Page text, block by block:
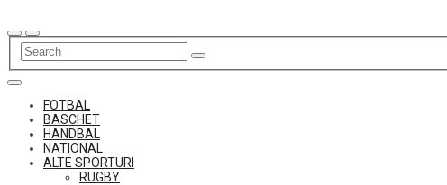
to
content
FOTBAL
BASCHET
HANDBAL
NATIONAL
ALTE SPORTURI
RUGBY